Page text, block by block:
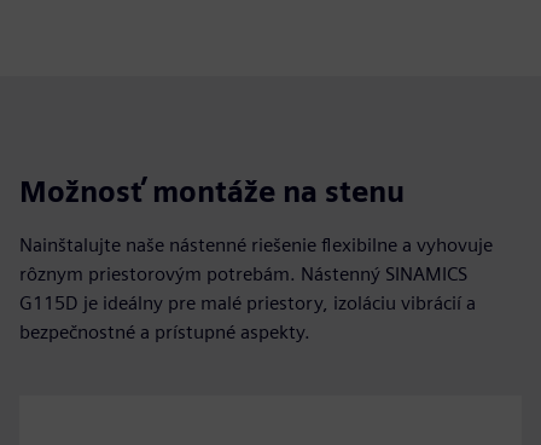
Možnosť montáže na stenu
Nainštalujte naše nástenné riešenie flexibilne a vyhovuje
rôznym priestorovým potrebám. Nástenný SINAMICS
G115D je ideálny pre malé priestory, izoláciu vibrácií a
bezpečnostné a prístupné aspekty.